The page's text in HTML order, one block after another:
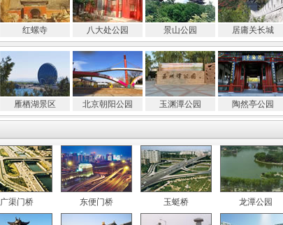
红螺寺 八大处公园 景山公园 居庸关长城
雁栖湖景区 北京朝阳公园 玉渊潭公园 陶然亭公园
广渠门桥 东便门桥 玉蜓桥 龙潭公园